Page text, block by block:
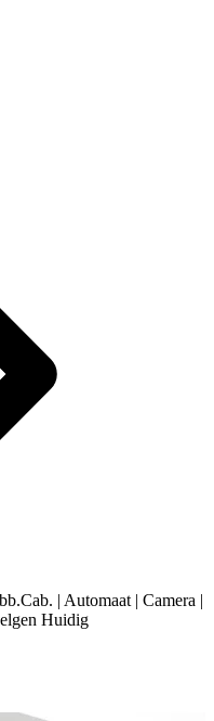
| Automaat | Camera |
Huidig